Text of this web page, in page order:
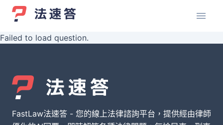
Failed to load question.
FastLaw法速答 - 您的線上法律諮詢平台，提供經由律師